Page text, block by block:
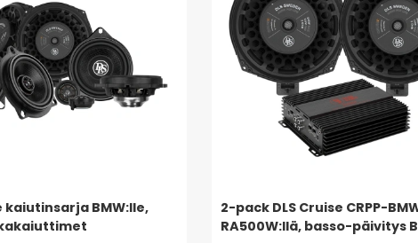
kaiutinsarja BMW:lle,
2-pack DLS Cruise CRPP-
RA500W:llä, basso-päivitys